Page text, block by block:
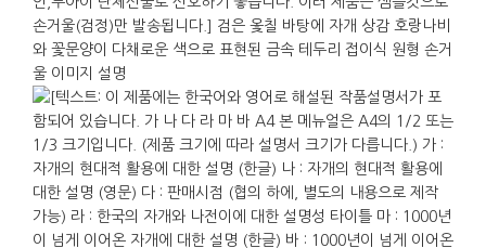
가로 : 7.5cm. 세로 : 7cm. 높이 : 0.8cm.